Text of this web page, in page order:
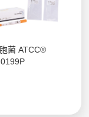
菌 ATCC®